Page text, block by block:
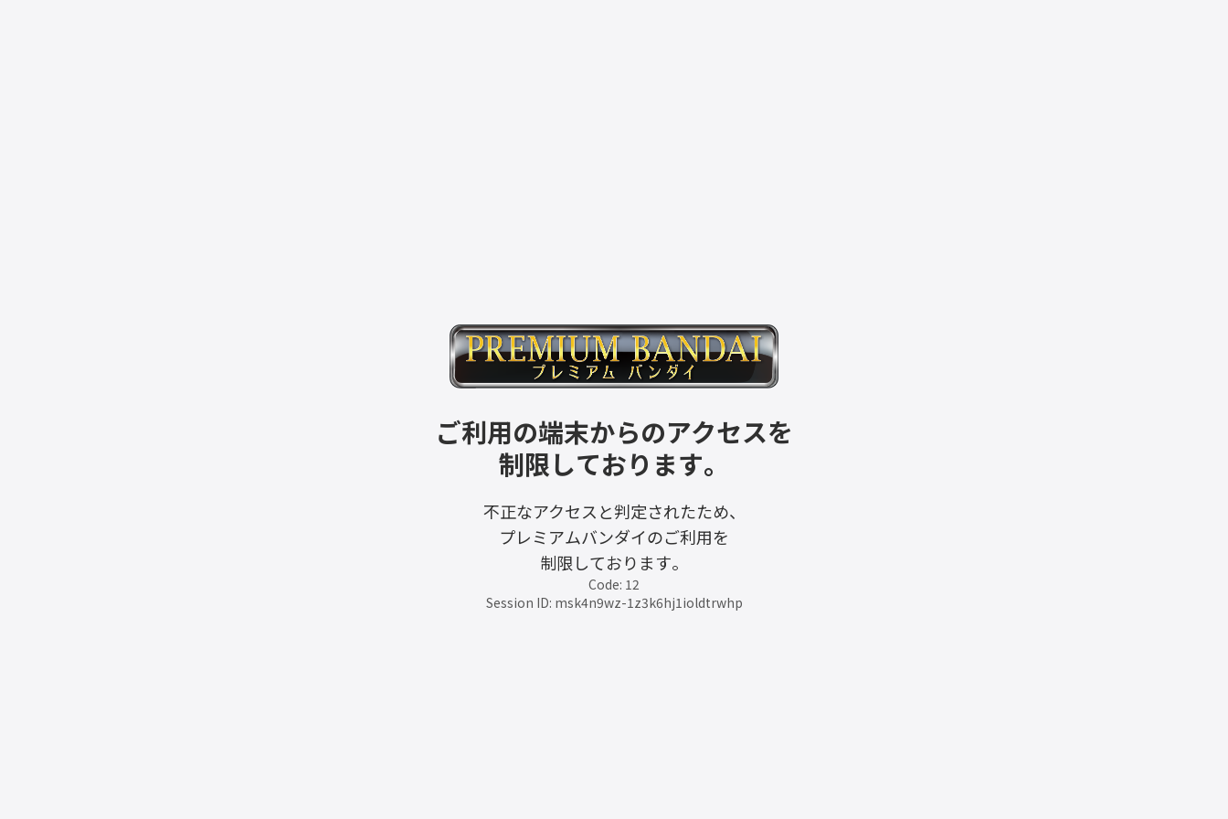
ご利用の端末からのアクセスを
制限しております。
不正なアクセスと判定されたため、
プレミアムバンダイのご利用を
制限しております。
Code: 12
Session ID: msk4n9wz-1z3k6hj1ioldtrwhp